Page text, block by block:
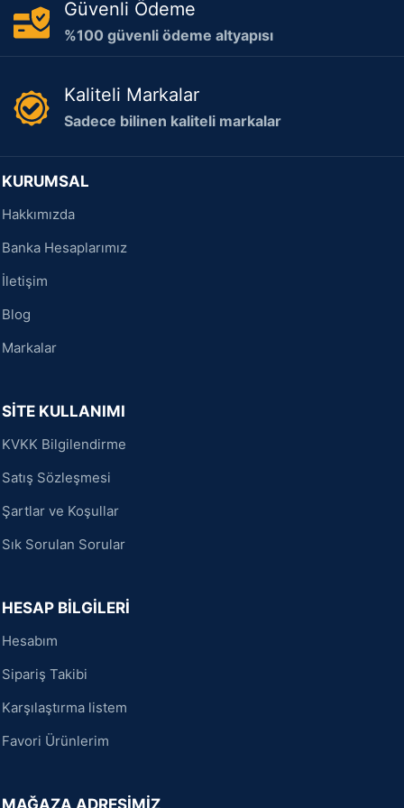
Güvenli Ödeme
%100 güvenli ödeme altyapısı
Kaliteli Markalar
Sadece bilinen kaliteli markalar
KURUMSAL
Hakkımızda
Banka Hesaplarımız
İletişim
Blog
Markalar
SİTE KULLANIMI
KVKK Bilgilendirme
Satış Sözleşmesi
Şartlar ve Koşullar
Sık Sorulan Sorular
HESAP BİLGİLERİ
Hesabım
Sipariş Takibi
Karşılaştırma listem
Favori Ürünlerim
MAĞAZA ADRESİMİZ